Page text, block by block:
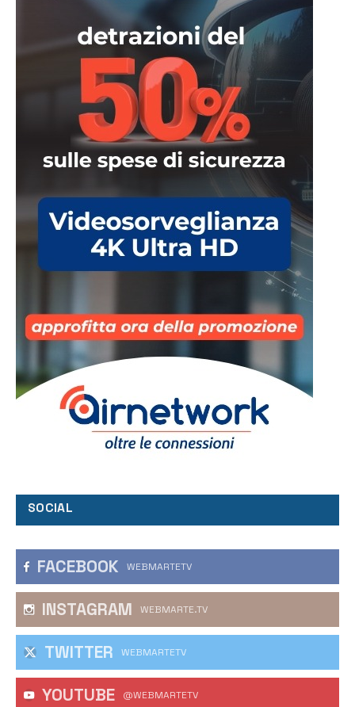
SOCIAL
FACEBOOK WEBMARTETV
INSTAGRAM WEBMARTE.TV
TWITTER WEBMARTETV
YOUTUBE @WEBMARTETV